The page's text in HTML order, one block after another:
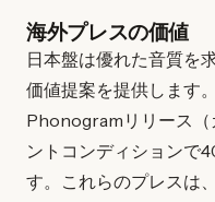
海外プレスの価値
日本盤は優れた音質を
価値提案を提供します
Phonogramリリース（
ントコンディションで
す。これらのプレスは